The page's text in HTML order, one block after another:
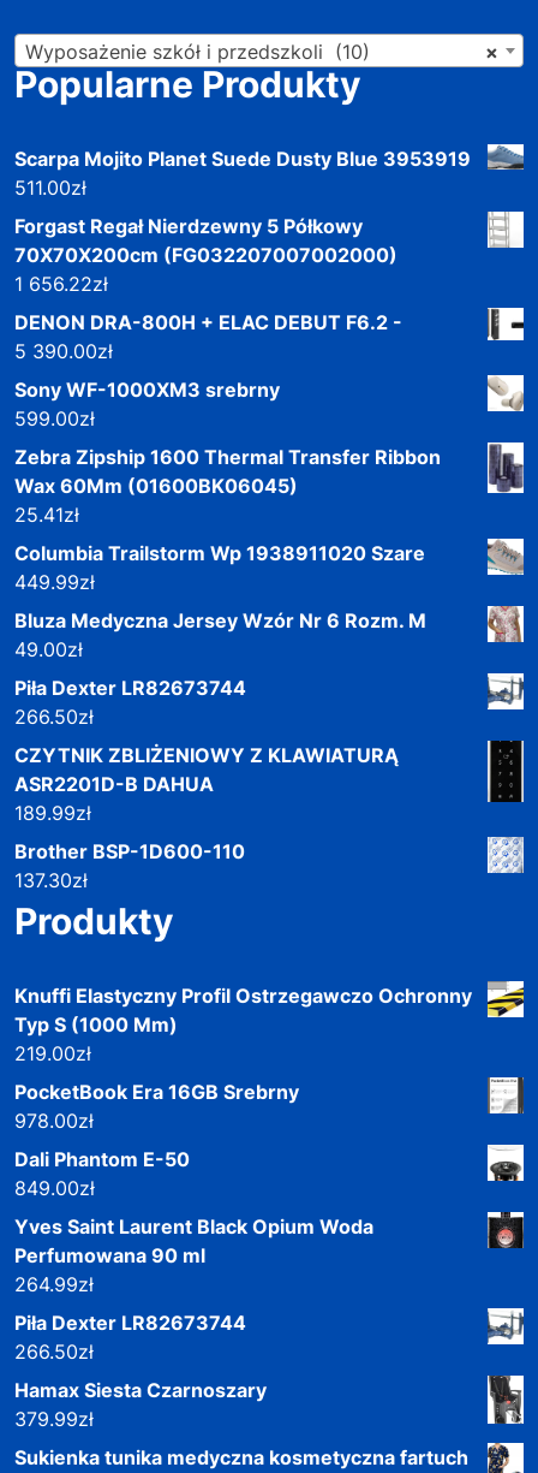
×
Wyposażenie szkół i przedszkoli (10)
Popularne Produkty
Scarpa Mojito Planet Suede Dusty Blue 3953919
511.00zł
Forgast Regał Nierdzewny 5 Półkowy
70X70X200cm (FG032207007002000)
1 656.22zł
DENON DRA-800H + ELAC DEBUT F6.2 -
5 390.00zł
Sony WF-1000XM3 srebrny
599.00zł
Zebra Zipship 1600 Thermal Transfer Ribbon
Wax 60Mm (01600BK06045)
25.41zł
Columbia Trailstorm Wp 1938911020 Szare
449.99zł
Bluza Medyczna Jersey Wzór Nr 6 Rozm. M
49.00zł
Piła Dexter LR82673744
266.50zł
CZYTNIK ZBLIŻENIOWY Z KLAWIATURĄ
ASR2201D-B DAHUA
189.99zł
Brother BSP-1D600-110
137.30zł
Produkty
Knuffi Elastyczny Profil Ostrzegawczo Ochronny
Typ S (1000 Mm)
219.00zł
PocketBook Era 16GB Srebrny
978.00zł
Dali Phantom E-50
849.00zł
Yves Saint Laurent Black Opium Woda
Perfumowana 90 ml
264.99zł
Piła Dexter LR82673744
266.50zł
Hamax Siesta Czarnoszary
379.99zł
Sukienka tunika medyczna kosmetyczna fartuch